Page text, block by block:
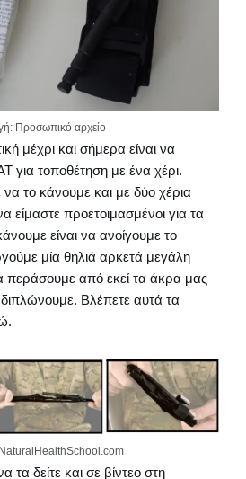
Προσωπικό αρχείο
μέχρι και σήμερα είναι να
για τοποθέτηση με ένα χέρι.
το κάνουμε και με δύο χέρια
είμαστε προετοιμασμένοι για τα
είναι να ανοίγουμε το
μία θηλιά αρκετά μεγάλη
από εκεί τα άκρα μας
διπλώνουμε. Βλέπετε αυτά τα
τα δείτε και σε βίντεο στη